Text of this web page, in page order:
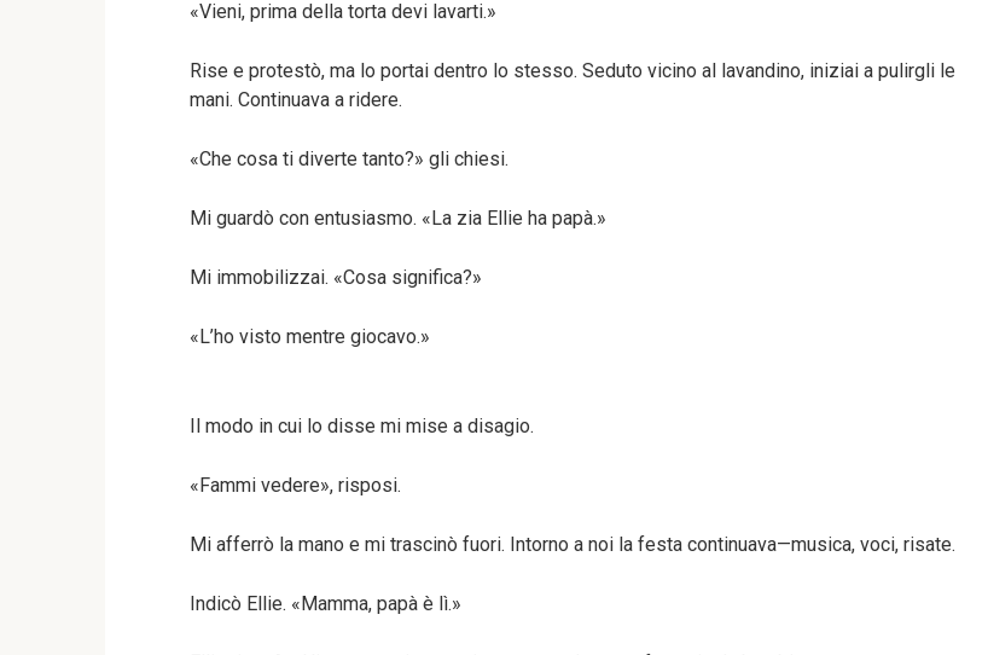
«Vieni, prima della torta devi lavarti.»
Rise e protestò, ma lo portai dentro lo stesso. Seduto vicino al lavandino, iniziai a pulirgli le
mani. Continuava a ridere.
«Che cosa ti diverte tanto?» gli chiesi.
Mi guardò con entusiasmo. «La zia Ellie ha papà.»
Mi immobilizzai. «Cosa significa?»
«L’ho visto mentre giocavo.»
Il modo in cui lo disse mi mise a disagio.
«Fammi vedere», risposi.
Mi afferrò la mano e mi trascinò fuori. Intorno a noi la festa continuava—musica, voci, risate.
Indicò Ellie. «Mamma, papà è lì.»